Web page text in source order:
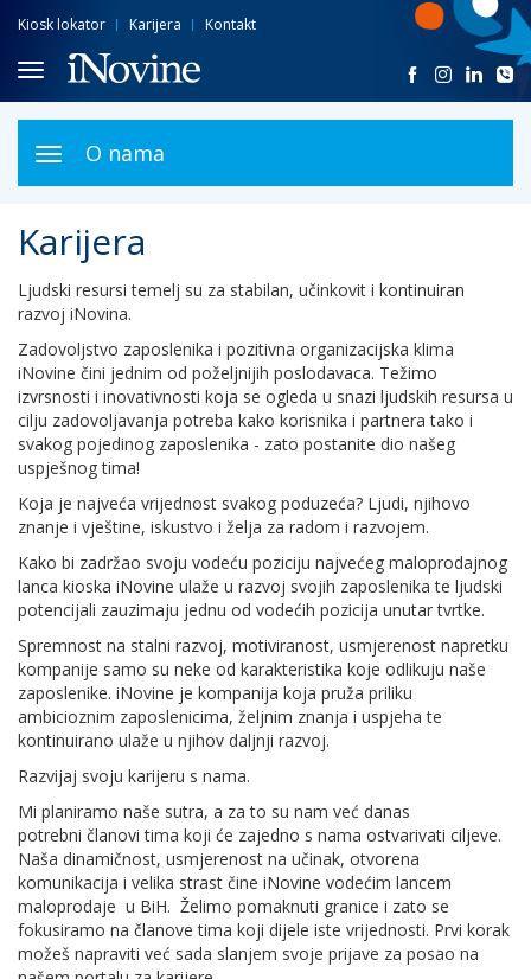
Kiosk lokator Karijera Kontakt
OtvoriO nama
Karijera
Ljudski resursi temelj su za stabilan, učinkovit i kontinuiran
razvoj iNovina.
Zadovoljstvo zaposlenika i pozitivna organizacijska klima
iNovine čini jednim od poželjnijih poslodavaca. Težimo
izvrsnosti i inovativnosti koja se ogleda u snazi ljudskih resursa u
cilju zadovoljavanja potreba kako korisnika i partnera tako i
svakog pojedinog zaposlenika - zato postanite dio našeg
uspješnog tima!
Koja je najveća vrijednost svakog poduzeća? Ljudi, njihovo
znanje i vještine, iskustvo i želja za radom i razvojem.
Kako bi zadržao svoju vodeću poziciju najvećeg maloprodajnog
lanca kioska iNovine ulaže u razvoj svojih zaposlenika te ljudski
potencijali zauzimaju jednu od vodećih pozicija unutar tvrtke.
Spremnost na stalni razvoj, motiviranost, usmjerenost napretku
kompanije samo su neke od karakteristika koje odlikuju naše
zaposlenike. iNovine je kompanija koja pruža priliku
ambicioznim zaposlenicima, željnim znanja i uspjeha te
kontinuirano ulaže u njihov daljnji razvoj.
Razvijaj svoju karijeru s nama.
Mi planiramo naše sutra, a za to su nam već danas
potrebni članovi tima koji će zajedno s nama ostvarivati ciljeve.
Naša dinamičnost, usmjerenost na učinak, otvorena
komunikacija i velika strast čine iNovine vodećim lancem
maloprodaje u BiH. Želimo pomaknuti granice i zato se
fokusiramo na članove tima koji dijele iste vrijednosti. Prvi korak
možeš napraviti već sada slanjem svoje prijave za posao na